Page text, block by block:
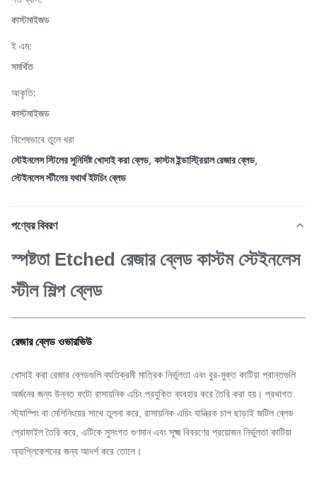
কাস্টমাইজড
ই এম:
সমর্থিত
আকৃতি:
কাস্টমাইজড
বিশেষভাবে তুলে ধরা
স্টেইনলেস স্টিলের সুনির্দিষ্ট খোদাই করা ব্লেড, কাস্টম ইন্ডাস্ট্রিয়াল রেজার ব্লেড,
স্টেইনলেস স্টীলের যথার্থ ইটচিং ব্লেড
পণ্যের বিবরণ
স্পষ্টতা Etched রেজার ব্লেড কাস্টম স্টেইনলেস
স্টীল শিল্প ব্লেড
রেজার ব্লেড ওভারভিউ
খোদাই করা রেজার ব্লেডগুলি ব্যতিক্রমী মাত্রিক নির্ভুলতা এবং বুর-মুক্ত কাটিয়া প্রান্তগুলি
অর্জনের জন্য উন্নত ফটো রাসায়নিক এচিং প্রযুক্তি ব্যবহার করে তৈরি করা হয়। প্রথাগত
স্ট্যাম্পিং বা মেশিনিংয়ের সাথে তুলনা করে, রাসায়নিক এচিং যান্ত্রিক চাপ ছাড়াই জটিল ব্লেড
প্রোফাইল তৈরি করে, এটিকে সুসংগত গুণমান এবং সূক্ষ্ম বিবরণের প্রয়োজন নির্ভুলতা কাটিয়া
অ্যাপ্লিকেশনের জন্য আদর্শ করে তোলে।